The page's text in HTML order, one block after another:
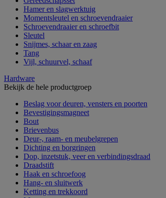
Hamer en slagwerktuig
Momentsleutel en schroevendraaier
Schroevendraaier en schroefbit
Sleutel
Snijmes, schaar en zaag
Tang
Vijl, schuurvel, schaaf
Hardware
Bekijk de hele productgroep
Beslag voor deuren, vensters en poorten
Bevestigingsmagneet
Bout
Brievenbus
Deur-, raam- en meubelgrepen
Dichting en borgringen
Dop, inzetstuk, veer en verbindingsdraad
Draadstift
Haak en schroefoog
Hang- en sluitwerk
Ketting en trekkoord